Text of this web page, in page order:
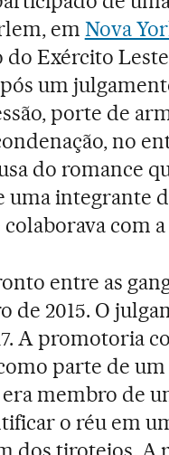
em Nova
Exército
um
porte de
no
do romance
uma integrante
com
entre as
de 2015. O
A promotoria
parte de
membro de
o réu em